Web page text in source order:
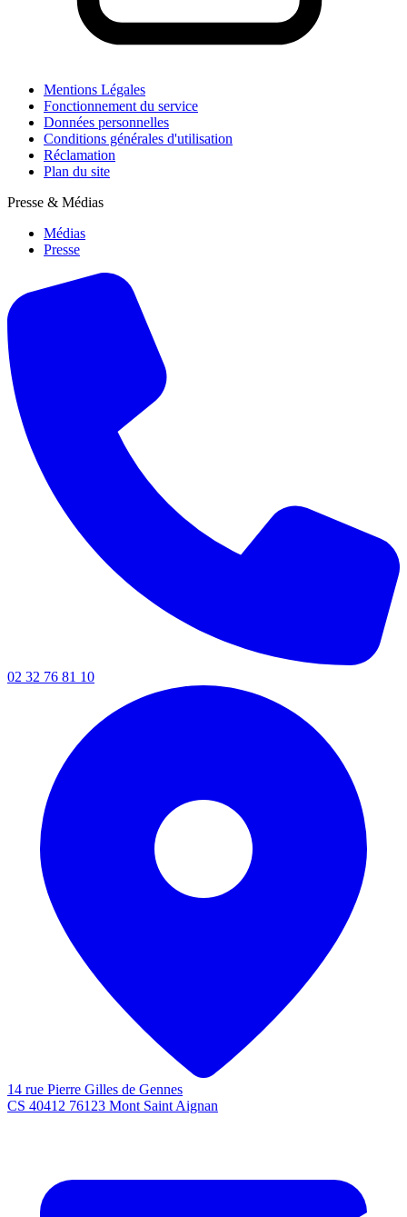
Mentions Légales
Fonctionnement du service
Données personnelles
Conditions générales d'utilisation
Réclamation
Plan du site
Presse & Médias
Médias
Presse
02 32 76 81 10
14 rue Pierre Gilles de Gennes
CS 40412 76123 Mont Saint Aignan